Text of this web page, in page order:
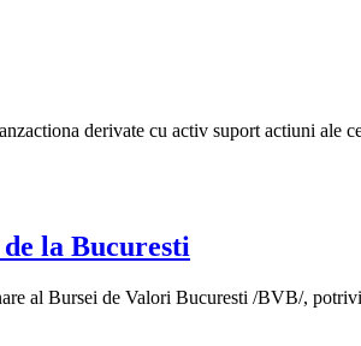
derivate cu activ suport actiuni ale
la Bucuresti
al Bursei de Valori Bucuresti /BVB/,